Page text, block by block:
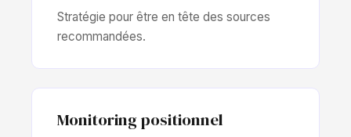
Stratégie pour être en tête des sources
recommandées.
Monitoring positionnel